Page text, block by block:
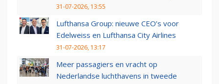
31-07-2026, 13:55
Lufthansa Group: nieuwe CEO’s voor
Edelweiss en Lufthansa City Airlines
31-07-2026, 13:17
Meer passagiers en vracht op
Nederlandse luchthavens in tweede